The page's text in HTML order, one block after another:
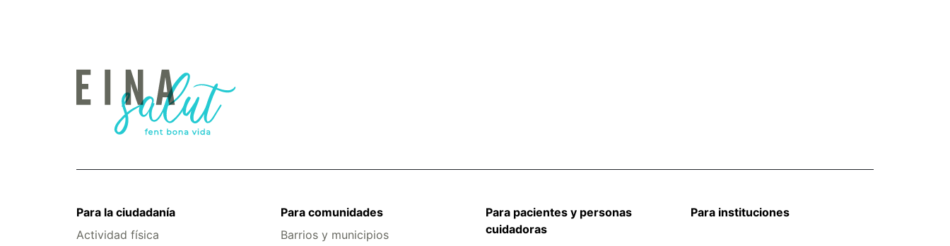
Para la ciudadanía
Actividad física
Para comunidades
Barrios y municipios
Para pacientes y personas
cuidadoras
Para instituciones